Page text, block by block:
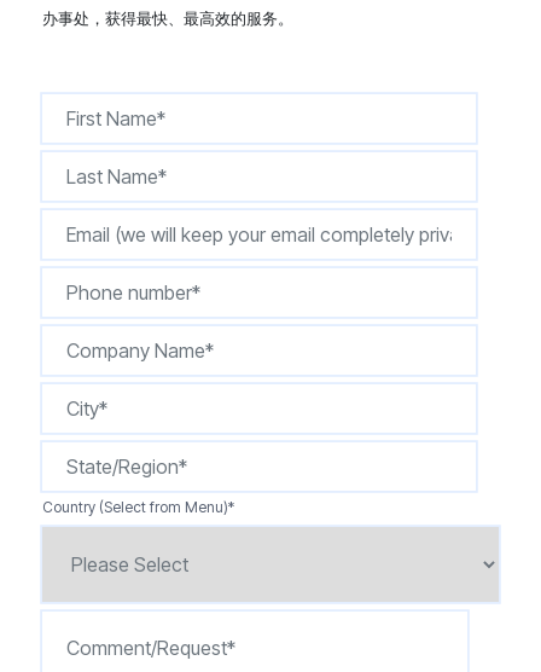
购买地点
办事处，获得最快、最高效的服务。
Country (Select from Menu)*